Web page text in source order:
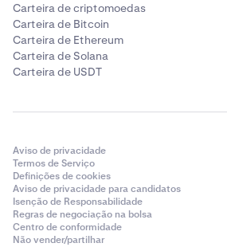
Carteira de criptomoedas
Carteira de Bitcoin
Carteira de Ethereum
Carteira de Solana
Carteira de USDT
Aviso de privacidade
Termos de Serviço
Definições de cookies
Aviso de privacidade para candidatos
Isenção de Responsabilidade
Regras de negociação na bolsa
Centro de conformidade
Não vender/partilhar